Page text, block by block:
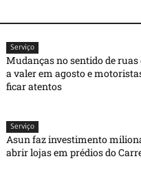
Serviço
Mudanças no sentido de ruas
a valer em agosto e
ficar atentos
Serviço
Asun faz investimento
abrir lojas em prédios do